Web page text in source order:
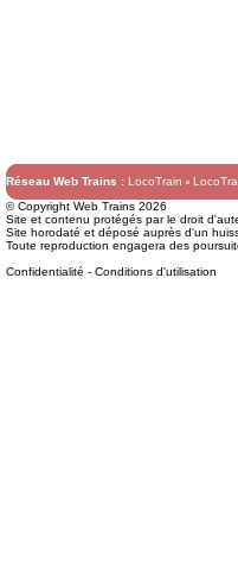
Réseau Web Trains : LocoTrain
© Copyright Web Trains 2026
Site et contenu protégés par le droit
Site horodaté et déposé auprès d'un
Toute reproduction engagera des
Confidentialité - Conditions d'utilisation